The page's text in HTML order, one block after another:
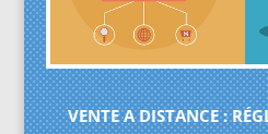
VENTE A DISTANCE :